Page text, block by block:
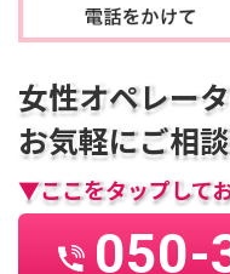
女性オペレー
お気軽にご相
▼ここをタップして
050-